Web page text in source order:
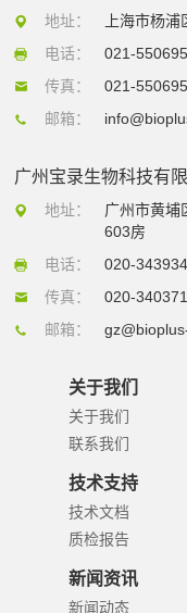
地址：
上海市杨
电话：
021-
传真：
021-
邮箱：
广州宝录生物科技有
地址：
广州市黄埔
603房
电话：
020-
传真：
020-
邮箱：
关于我们
关于我们
联系我们
技术支持
技术文档
质检报告
新闻资讯
新闻动态